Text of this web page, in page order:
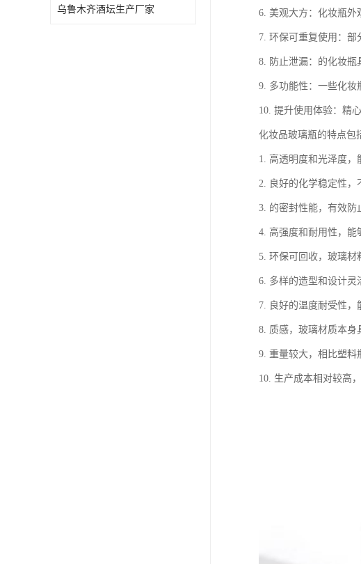
乌鲁木齐酒坛生产厂家 6. 美观大方：化妆瓶外
7. 环保可重复使用：部
8. 防止泄漏：的化妆瓶
9. 多功能性：一些化妆
10. 提升使用体验：精
化妆品玻璃瓶的特点包
1. 高透明度和光泽度，
2. 良好的化学稳定性，
3. 的密封性能，有效防
4. 高强度和耐用性，能
5. 环保可回收，玻璃材
6. 多样的造型和设计灵
7. 良好的温度耐受性，
8. 质感，玻璃材质本身
9. 重量较大，相比塑料
10. 生产成本相对较高